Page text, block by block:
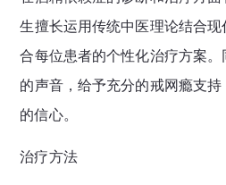
生擅长运用传统中医理论结合
合每位患者的个性化治疗方案
的声音，给予充分的戒网瘾支
的信心。
治疗方法